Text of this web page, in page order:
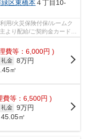
緑区東橋本 ４丁目10-
用/火災保険付保/ルームク
より配給/ご契約金カード決
費等：6,000円 )
礼金 8万円
㎡
費等：6,500円 )
礼金 9万円
㎡